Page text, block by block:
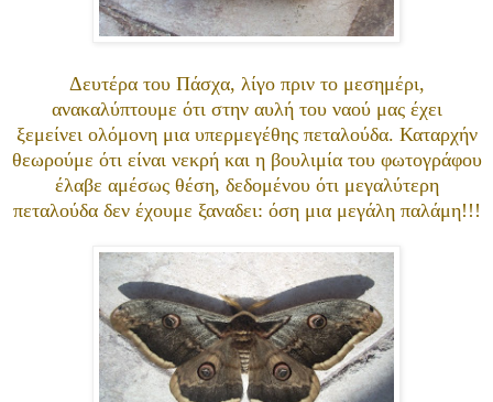
Δευτέρα του Πάσχα, λίγο πριν το μεσημέρι,
ανακαλύπτουμε ότι στην αυλή του ναού μας έχει
ξεμείνει ολόμονη μια υπερμεγέθης πεταλούδα. Καταρχήν
θεωρούμε ότι είναι νεκρή και η βουλιμία του φωτογράφου
έλαβε αμέσως θέση, δεδομένου ότι μεγαλύτερη
πεταλούδα δεν έχουμε ξαναδει: όση μια μεγάλη παλάμη!!!